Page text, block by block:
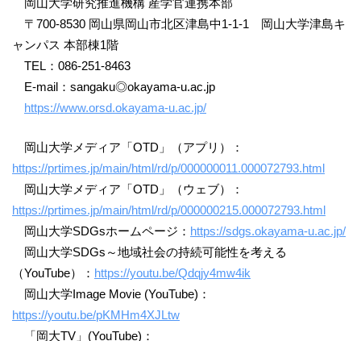
岡山大学研究推進機構 産学官連携本部
〒700-8530 岡山県岡山市北区津島中1-1-1 岡山大学津島キ
ャンパス 本部棟1階
TEL：086-251-8463
E-mail：sangaku◎okayama-u.ac.jp
https://www.orsd.okayama-u.ac.jp/
岡山大学メディア「OTD」（アプリ）：
https://prtimes.jp/main/html/rd/p/000000011.000072793.html
岡山大学メディア「OTD」（ウェブ）：
https://prtimes.jp/main/html/rd/p/000000215.000072793.html
岡山大学SDGsホームページ： https://sdgs.okayama-u.ac.jp/
岡山大学SDGs～地域社会の持続可能性を考える
（YouTube）： https://youtu.be/Qdqjy4mw4ik
岡山大学Image Movie (YouTube)：
https://youtu.be/pKMHm4XJLtw
「岡大TV」(YouTube)：